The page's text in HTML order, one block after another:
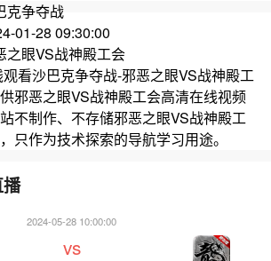
克争夺战
01-28 09:30:00
之眼VS战神殿工会
观看沙巴克争夺战-邪恶之眼VS战神殿工
邪恶之眼VS战神殿工会高清在线视频
不制作、不存储邪恶之眼VS战神殿工
只作为技术探索的导航学习用途。
2024-05-28 10:00:00
vs